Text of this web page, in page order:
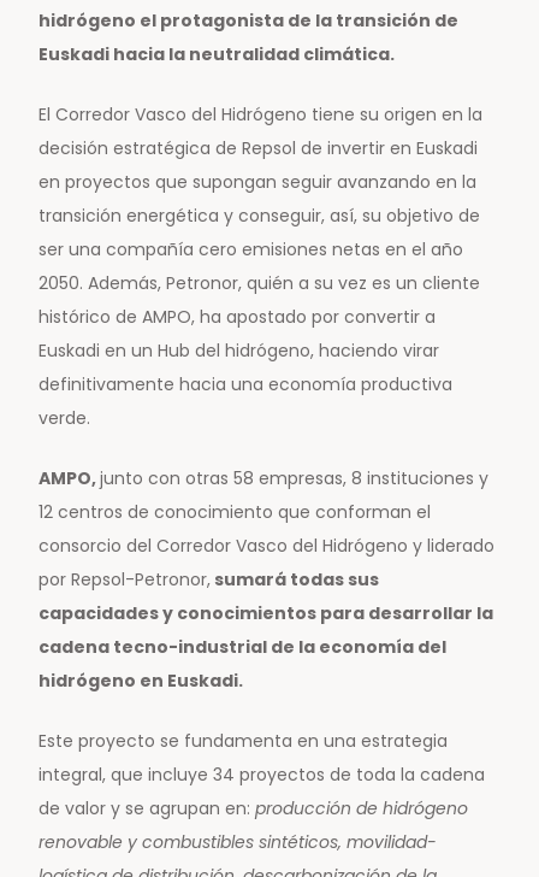
hidrógeno el protagonista de la transición de
Euskadi hacia la neutralidad climática.
El Corredor Vasco del Hidrógeno tiene su origen en la
decisión estratégica de Repsol de invertir en Euskadi
en proyectos que supongan seguir avanzando en la
transición energética y conseguir, así, su objetivo de
ser una compañía cero emisiones netas en el año
2050. Además, Petronor, quién a su vez es un cliente
histórico de AMPO, ha apostado por convertir a
Euskadi en un Hub del hidrógeno, haciendo virar
definitivamente hacia una economía productiva
verde.
AMPO,junto con otras 58 empresas, 8 instituciones y
12 centros de conocimiento que conforman el
consorcio del Corredor Vasco del Hidrógeno y liderado
por Repsol-Petronor, sumará todas sus
capacidades y conocimientos para desarrollar la
cadena tecno-industrial de la economía del
hidrógeno en Euskadi.
Este proyecto se fundamenta en una estrategia
integral, que incluye 34 proyectos de toda la cadena
de valor y se agrupan en: producción de hidrógeno
renovable y combustibles sintéticos, movilidad-